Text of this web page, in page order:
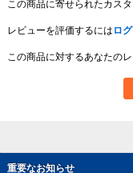
重要なお知らせ
この商品に寄せられたカス
レビューを評価するには ロ
この商品に対するあなたの